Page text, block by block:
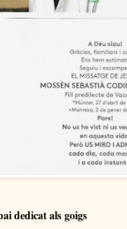
dedicat als goigs